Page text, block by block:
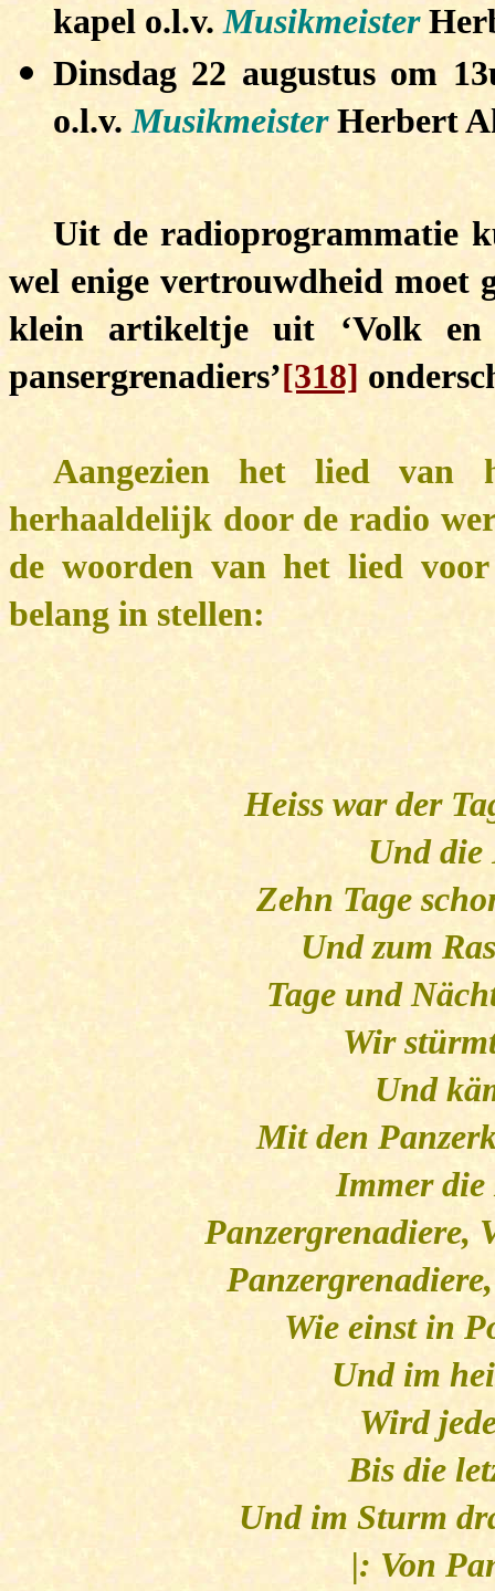
kapel o.l.v. Musikmeister
Dinsdag 22 augustus om
o.l.v. Musikmeister Herbert
Uit de radioprogrammatie
wel enige vertrouwdheid moet
klein artikeltje uit ‘Volk
pansergrenadiers’[318]
Aangezien het lied van
herhaaldelijk door de radio
de woorden van het lied
belang in stellen:
Heiss war der
Und die
Zehn Tage
Und zum
Tage und
Wir
Und
Mit den
Immer die
Panzergrenadiere,
Wie einst in
Und im
Wird
Bis die
Und im Sturm
|: Von